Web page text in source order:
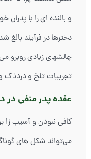
و بالنده ای را با پدران
دخترها در فرآیند
چالشهای زیادی روبرو
تجربیات تلخ و دردناک و
عقده پدر منفی در
کافی نبودن و آسیب زا
می‌تواند شکل های